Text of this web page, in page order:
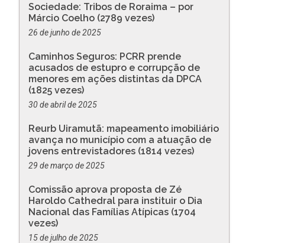
Sociedade: Tribos de Roraima – por
Márcio Coelho (2789 vezes)
26 de junho de 2025
Caminhos Seguros: PCRR prende
acusados de estupro e corrupção de
menores em ações distintas da DPCA
(1825 vezes)
30 de abril de 2025
Reurb Uiramutã: mapeamento imobiliário
avança no município com a atuação de
jovens entrevistadores (1814 vezes)
29 de março de 2025
Comissão aprova proposta de Zé
Haroldo Cathedral para instituir o Dia
Nacional das Famílias Atípicas (1704
vezes)
15 de julho de 2025